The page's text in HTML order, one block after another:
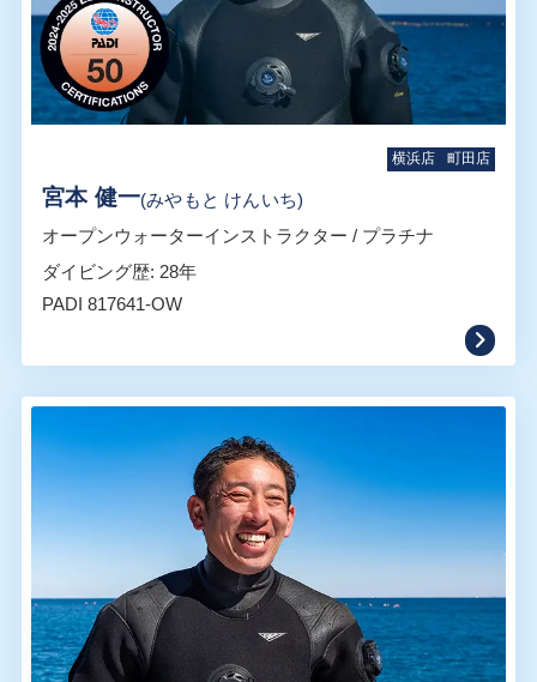
横浜店 町田店
宮本 健一(みやもと けんいち)
オープンウォーターインストラクター / プラチナ
ダイビング歴: 28年
PADI 817641-OW